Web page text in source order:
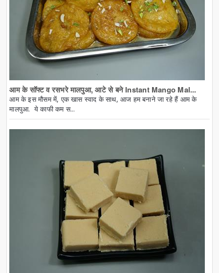
आम के सॉफ्ट व रसभरे मालपुआ, आटे से बने Instant Mango Mal...
आम के इस मौसम में, एक खास स्वाद के साथ, आज हम बनाने जा रहे हैं आम के
मालपुआ. ये काफी कम स...